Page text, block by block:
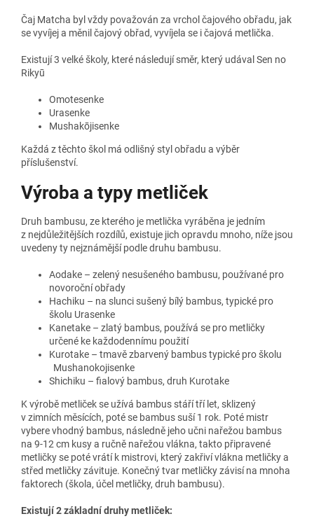
Čaj Matcha byl vždy považován za vrchol čajového obřadu, jak
se vyvíjej a měnil čajový obřad, vyvíjela se i čajová metlička.
Existují 3 velké školy, které následují směr, který udával Sen no
Rikyū
Omotesenke
Urasenke
Mushakōjisenke
Každá z těchto škol má odlišný styl obřadu a výběr
příslušenství.
Výroba a typy metliček
Druh bambusu, ze kterého je metlička vyráběna je jedním
z nejdůležitějších rozdílů, existuje jich opravdu mnoho, níže jsou
uvedeny ty nejznámější podle druhu bambusu.
Aodake – zelený nesušeného bambusu, používané pro
novoroční obřady
Hachiku – na slunci sušený bílý bambus, typické pro
školu Urasenke
Kanetake – zlatý bambus, používá se pro metličky
určené ke každodennímu použití
Kurotake – tmavě zbarvený bambus typické pro školu
Mushanokojisenke
Shichiku – fialový bambus, druh Kurotake
K výrobě metliček se užívá bambus stáří tří let, sklizený
v zimních měsících, poté se bambus suší 1 rok. Poté mistr
vybere vhodný bambus, následně jeho učni nařežou bambus
na 9-12 cm kusy a ručně nařežou vlákna, takto připravené
metličky se poté vrátí k mistrovi, který zakřiví vlákna metličky a
střed metličky závituje. Konečný tvar metličky závisí na mnoha
faktorech (škola, účel metličky, druh bambusu).
Existují 2 základní druhy metliček: